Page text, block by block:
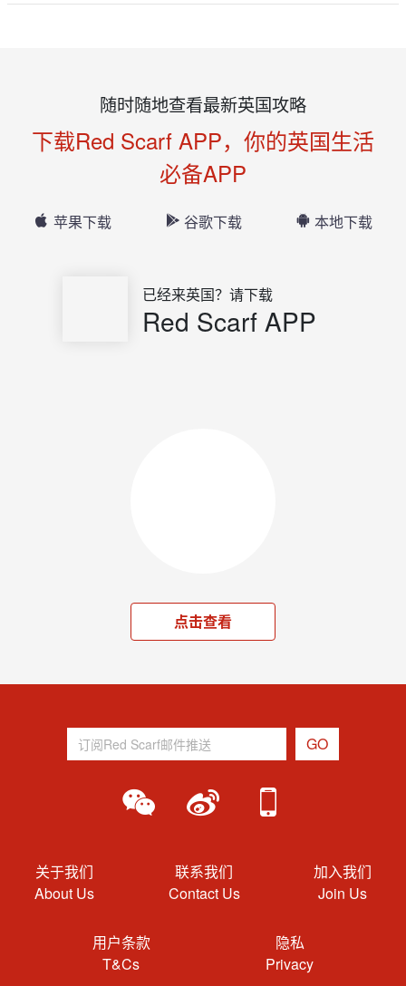
随时随地查看最新英国攻略
下载Red Scarf APP，你的英国生活
必备APP
苹果下载 谷歌下载 本地下载
已经来英国？请下载
Red Scarf APP
点击查看
关于我们
About Us
联系我们
Contact Us
加入我们
Join Us
用户条款
T&Cs
隐私
Privacy